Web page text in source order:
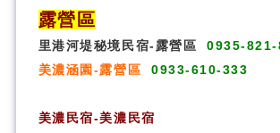
露營區
里港河堤秘境民宿-露營區
0935-821-
美濃涵園-露營區
0933-610-333
美濃民宿-美濃民宿